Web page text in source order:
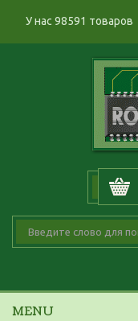
У нас 98591 товаров
MENU